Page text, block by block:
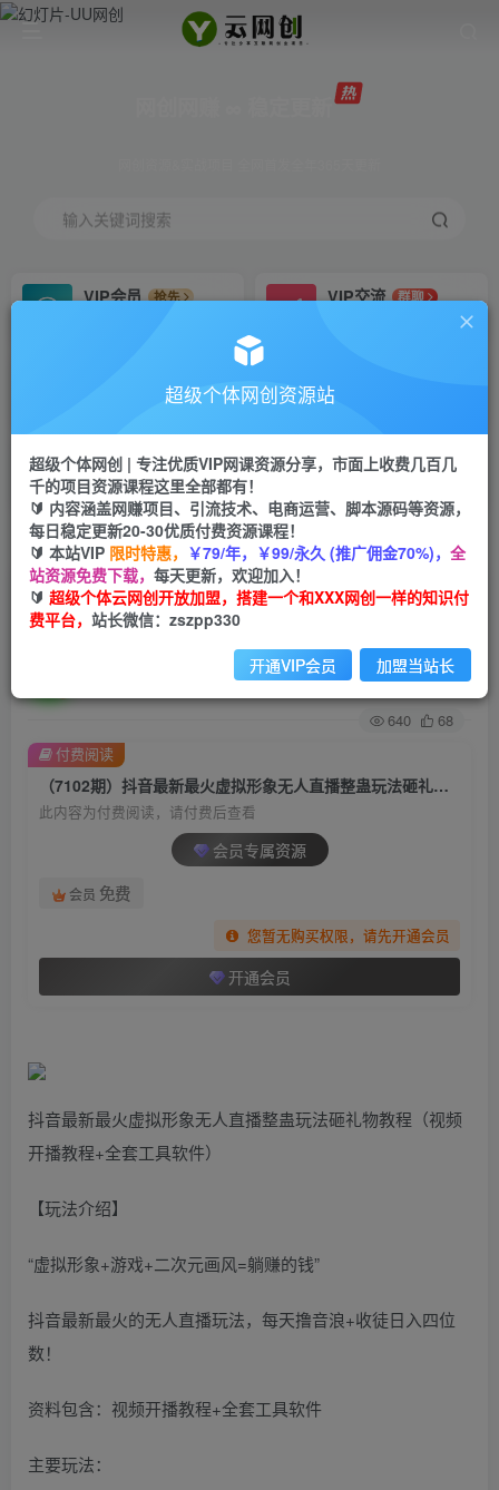
输入关键词搜索
VIP会员
抢先
VIP交流
群聊
研究探讨更多创业项目路子。
会员专属推广链接
招募站长
挂机
项目
脚本卡密
APP下载
GO
首页 创业课程 会员专属 正文
（7102期）抖音最新最火虚拟形象无人直播整蛊
玩法砸礼物教程（视频开播教程+全套工具
关注 私信
640 68
（7102期）抖音最新最火虚拟形象无人直播整蛊玩法砸礼物教程（视频开播教程+全套工具
此内容为付费阅读，请付费后查看
会员专属资源
会员 免费
您暂无购买权限，请先开通会员
开通会员
付费阅读
抖音最新最火虚拟形象无人直播整蛊玩法砸礼物教程（视频
开播教程+全套工具软件）
【玩法介绍】
“虚拟形象+游戏+二次元画风=躺赚的钱”
抖音最新最火的无人直播玩法，每天撸音浪+收徒日入四位
数！
资料包含：视频开播教程+全套工具软件
主要玩法：
超级个体网创资源站
超级个体网创 | 专注优质VIP网课资源分享，市面上收费几百几
千的项目资源课程这里全部都有！
🔰 内容涵盖网赚项目、引流技术、电商运营、脚本源码等资源，
每日稳定更新20-30优质付费资源课程！
🔰 本站VIP 限时特惠， ￥79/年，￥99/永久 (推广佣金70%)， 全
站资源免费下载， 每天更新，欢迎加入！
🔰 超级个体云网创开放加盟，搭建一个和XXX网创一样的知识付
费平台， 站长微信：zszpp330
开通VIP会员 加盟当站长